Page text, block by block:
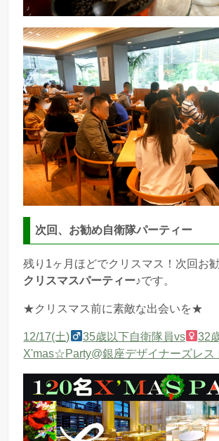
次回、お勧め自衛隊パーティー
残り 1ヶ月ほどでクリスマス！次回お
クリスマスパーティー♪です。
★クリスマス前に素敵な出会いを★
12/17(土) 35歳以下自衛隊員vs
32
X'mas☆Party@銀座デザイナーズレス